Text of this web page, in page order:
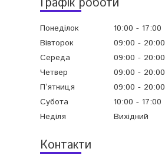
Понеділок 10:00
17:00
Вівторок
09:00
20:00
Середа
09:00
20:00
Четвер
09:00
20:00
Пʼятниця
09:00
20:00
Субота
10:00
17:00
Неділя
Вихідний
Контакти